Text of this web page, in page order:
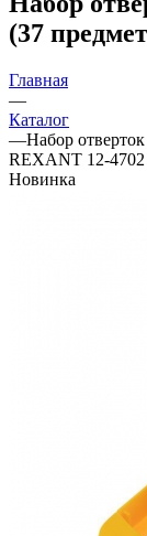
(37
Главная
—
Каталог
—Набор
REXANT 12-4702
Новинка